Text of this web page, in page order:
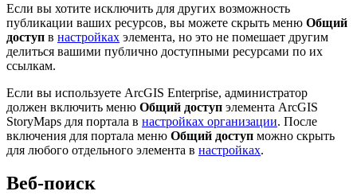
Если вы хотите исключить для других возможность
публикации ваших ресурсов, вы можете скрыть меню Общий
доступ в настройках элемента, но это не помешает другим
делиться вашими публично доступными ресурсами по их
ссылкам.
Если вы используете ArcGIS Enterprise, администратор
должен включить меню Общий доступ элемента ArcGIS
StoryMaps для портала в настройках организации. После
включения для портала меню Общий доступ можно скрыть
для любого отдельного элемента в настройках.
Веб-поиск